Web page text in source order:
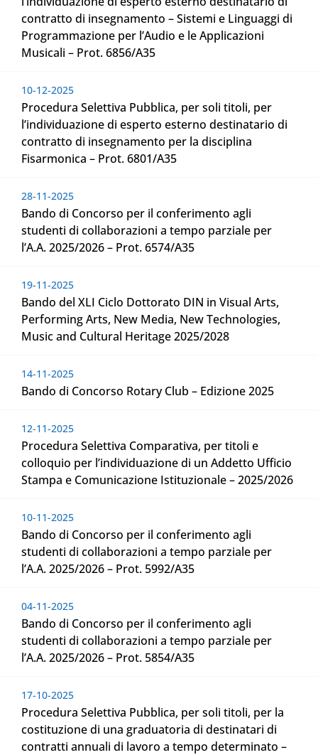
contratto di insegnamento – Sistemi e Linguaggi di
Programmazione per l’Audio e le Applicazioni
Musicali – Prot. 6856/A35
10-12-2025
Procedura Selettiva Pubblica, per soli titoli, per
l’individuazione di esperto esterno destinatario di
contratto di insegnamento per la disciplina
Fisarmonica – Prot. 6801/A35
28-11-2025
Bando di Concorso per il conferimento agli
studenti di collaborazioni a tempo parziale per
l’A.A. 2025/2026 – Prot. 6574/A35
19-11-2025
Bando del XLI Ciclo Dottorato DIN in Visual Arts,
Performing Arts, New Media, New Technologies,
Music and Cultural Heritage 2025/2028
14-11-2025
Bando di Concorso Rotary Club – Edizione 2025
12-11-2025
Procedura Selettiva Comparativa, per titoli e
colloquio per l’individuazione di un Addetto Ufficio
Stampa e Comunicazione Istituzionale – 2025/2026
10-11-2025
Bando di Concorso per il conferimento agli
studenti di collaborazioni a tempo parziale per
l’A.A. 2025/2026 – Prot. 5992/A35
04-11-2025
Bando di Concorso per il conferimento agli
studenti di collaborazioni a tempo parziale per
l’A.A. 2025/2026 – Prot. 5854/A35
17-10-2025
Procedura Selettiva Pubblica, per soli titoli, per la
costituzione di una graduatoria di destinatari di
contratti annuali di lavoro a tempo determinato –